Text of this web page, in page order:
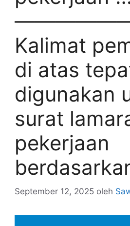
Kalimat
di atas
digunakan
surat
pekerjaan
September 12, 2025 oleh